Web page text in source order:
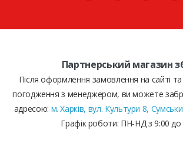
Партнерський магазин
Після оформлення замовлення на сайті та
погодження з менеджером, ви можете
адресою: м. Харків, вул. Культури 8,
Графік роботи: ПН-НД з 9:00 до